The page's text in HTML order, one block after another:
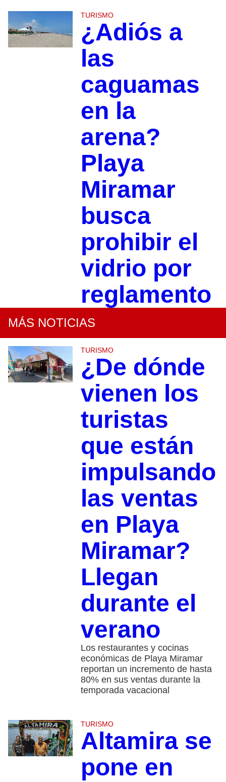
TURISMO
¿Adiós a
las
caguamas
en la
arena?
Playa
Miramar
busca
prohibir el
vidrio por
reglamento
MÁS NOTICIAS
TURISMO
¿De dónde
vienen los
turistas
que están
impulsando
las ventas
en Playa
Miramar?
Llegan
durante el
verano
Los restaurantes y cocinas
económicas de Playa Miramar
reportan un incremento de hasta
80% en sus ventas durante la
temporada vacacional
TURISMO
Altamira se
pone en